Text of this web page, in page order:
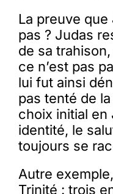
La preuve
pas ? Judas
de sa
ce n’est pas
lui fut ainsi
pas tenté de
choix initial en
identité, le
toujours se
Autre
Trinité : trois